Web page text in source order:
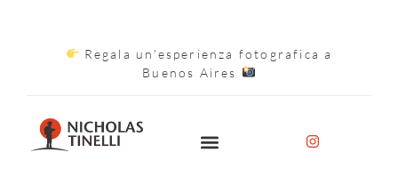
Regala un'esperienza fotografica a
Buenos Aires